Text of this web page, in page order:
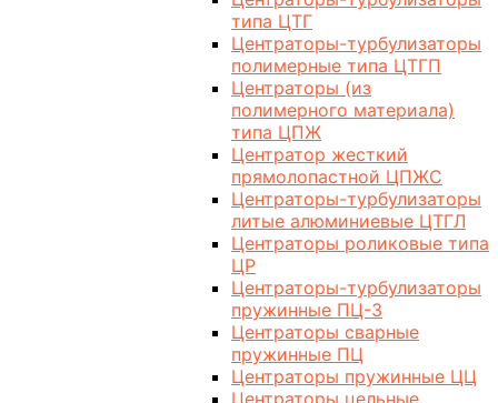
типа ЦТГ
Центраторы-турбулизаторы
полимерные типа ЦТГП
Центраторы (из
полимерного материала)
типа ЦПЖ
Центратор жесткий
прямолопастной ЦПЖС
Центраторы-турбулизаторы
литые алюминиевые ЦТГЛ
Центраторы роликовые типа
ЦР
Центраторы-турбулизаторы
пружинные ПЦ-3
Центраторы сварные
пружинные ПЦ
Центраторы пружинные ЦЦ